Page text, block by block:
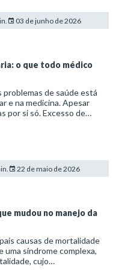
03 de junho de 2026
o que todo médico
de saúde está
e na medicina. Apesar
por si só. Excesso de
22 de maio de 2026
mudou no manejo da
causas de mortalidade
síndrome complexa,
cujo